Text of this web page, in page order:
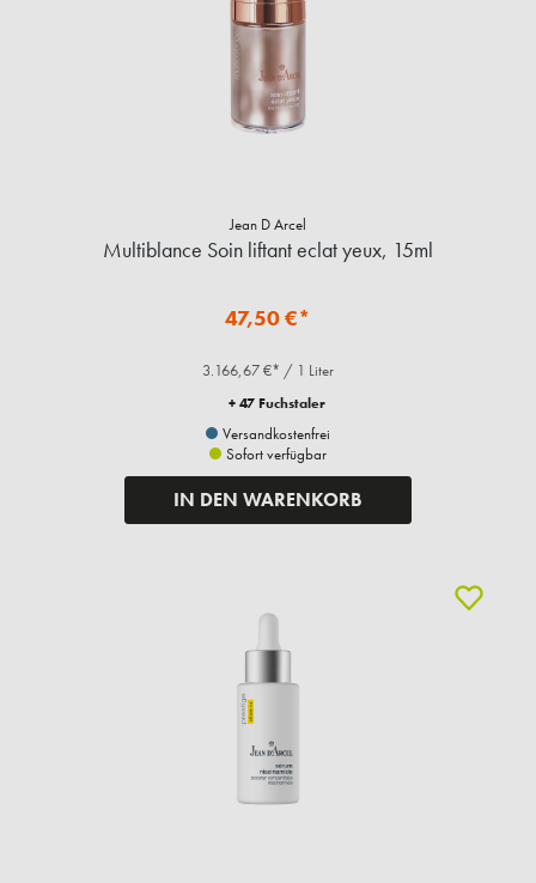
Jean D Arcel
Multiblance Soin liftant eclat yeux, 15ml
47,50 €*
3.166,67 €* / 1 Liter
+ 47 Fuchstaler
Versandkostenfrei
Sofort verfügbar
IN DEN WARENKORB